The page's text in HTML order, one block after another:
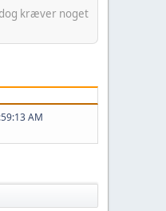
dog kræver noget
AM